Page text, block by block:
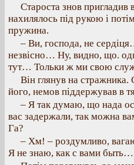
Староста знов пригладив
нахилялось під рукою і
пружина.
– Ви, господа, не
незвісно… Ну, видно, що.
тут… Тольки ж ми свою
Він глянув на
його, немов піддержував в
– Я так думаю, що нада
вас задержали, так можна
Га?
– Хм! – роздумливо,
Я не знаю, как с вами быть…